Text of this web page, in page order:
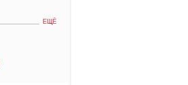
ЕЩЁ